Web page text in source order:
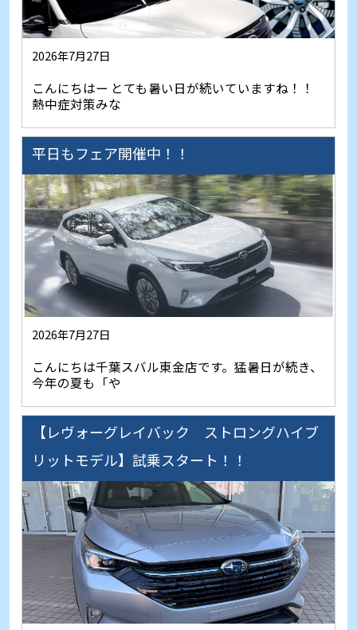
2026年7月27日
こんにちはー とても暑い日が続いていますね！！
熱中症対策みな
平日もフェア開催中！！
2026年7月27日
こんにちは千葉スバル東金店です。猛暑日が続き、
今年の夏も「や
【レヴォーグレイバック ストロングハイブ
リットモデル】試乗スタート！！